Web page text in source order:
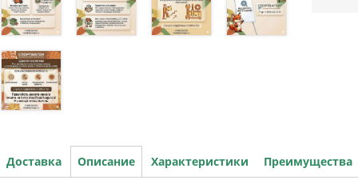
Доставка Описание Характеристики Преимущества